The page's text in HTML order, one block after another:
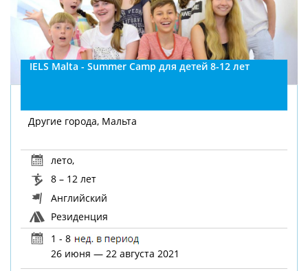
IELS Malta - Summer Camp для детей 8-12 лет
Другие города, Мальта
лето,
8 – 12 лет
Английский
Резиденция
1 - 8
26 июня — 22 августа 2021